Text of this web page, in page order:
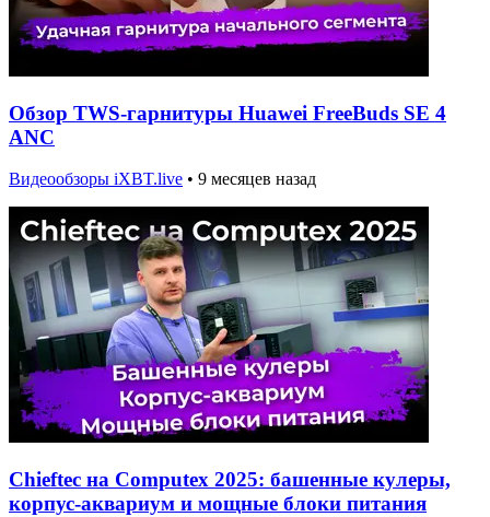
Обзор TWS-гарнитуры Huawei FreeBuds SE 4
ANC
Видеообзоры iXBT.live • 9 месяцев назад
Chieftec на Computex 2025: башенные кулеры,
корпус-аквариум и мощные блоки питания